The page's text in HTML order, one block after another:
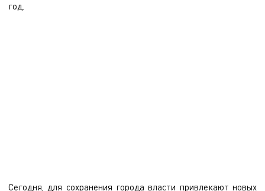
год.
Сегодня, для сохранения города власти привлекают новых